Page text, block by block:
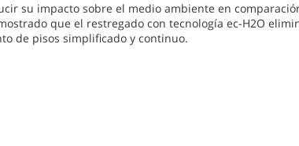
su impacto sobre el medio ambiente en
que el restregado con tecnología ec-H2O
de pisos simplificado y continuo.